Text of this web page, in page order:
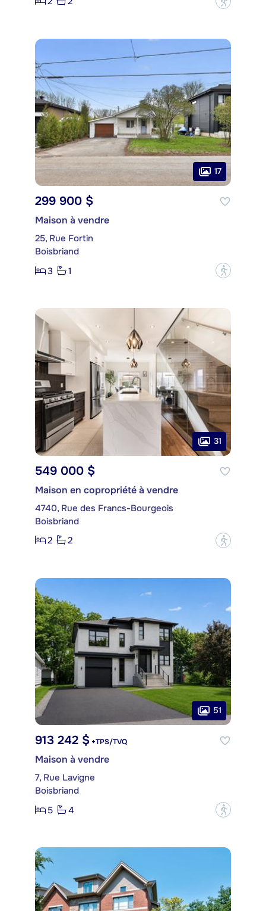
17
299 900 $
Maison à vendre
25, Rue Fortin
Boisbriand
3
1 ?
31
549 000 $
Maison en copropriété à vendre
4740, Rue des Francs-Bourgeois
Boisbriand
2
2 ?
51
913 242 $ +TPS/TVQ
Maison à vendre
7, Rue Lavigne
Boisbriand
5
4 ?